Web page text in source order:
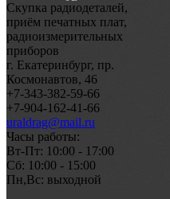
Скупка радиодеталей,
приём печатных плат,
радиоизмерительных
приборов
г. Екатеринбург, пр.
Космонавтов, 46
+7-343-382-59-66
+7-904-162-41-66
uraldrag@mail.ru
Часы работы:
Вт-Пт: 10:00 - 17:00
Сб: 10:00 - 15:00
Пн,Вс: выходной